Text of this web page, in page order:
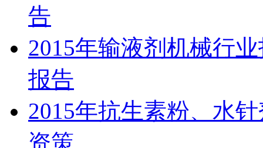
告
2015年输液剂机械行
报告
2015年抗生素粉、水
资策